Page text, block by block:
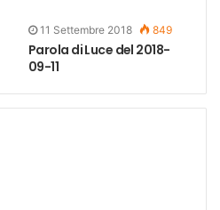
11 Settembre 2018 849
Parola di Luce del 2018-
09-11